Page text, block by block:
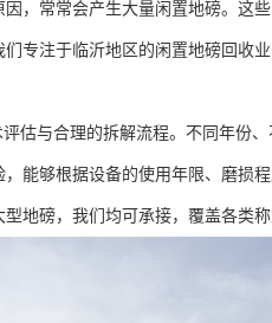
，常常会产生大量闲置地磅。这
专注于临沂地区的闲置地磅回收
估与合理的拆解流程。不同年份
能够根据设备的使用年限、磨损
地磅，我们均可承接，覆盖各类